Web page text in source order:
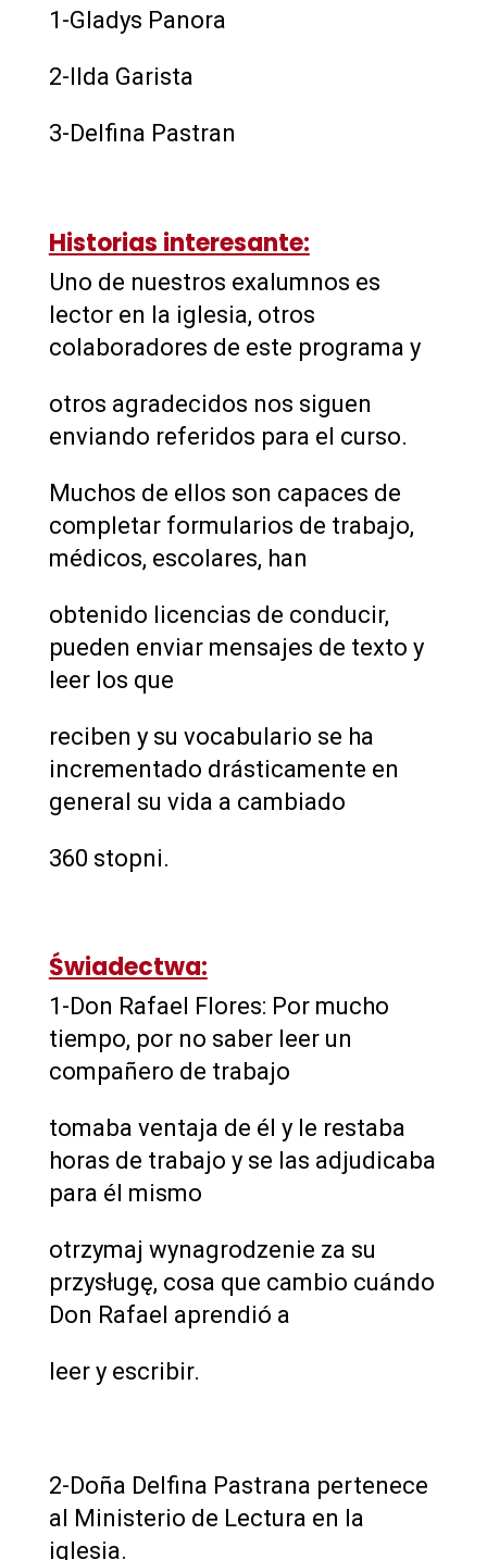
1-Gladys Panora
2-Ilda Garista
3-Delfina Pastran
Historias interesante:
Uno de nuestros exalumnos es
lector en la iglesia, otros
colaboradores de este programa y
otros agradecidos nos siguen
enviando referidos para el curso.
Muchos de ellos son capaces de
completar formularios de trabajo,
médicos, escolares, han
obtenido licencias de conducir,
pueden enviar mensajes de texto y
leer los que
reciben y su vocabulario se ha
incrementado drásticamente en
general su vida a cambiado
360 stopni.
Świadectwa:
1-Don Rafael Flores: Por mucho
tiempo, por no saber leer un
compañero de trabajo
tomaba ventaja de él y le restaba
horas de trabajo y se las adjudicaba
para él mismo
otrzymaj wynagrodzenie za su
przysługę, cosa que cambio cuándo
Don Rafael aprendió a
leer y escribir.
2-Doña Delfina Pastrana pertenece
al Ministerio de Lectura en la
iglesia.